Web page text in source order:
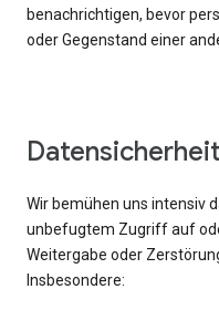
benachrichtigen, bevor
oder Gegenstand einer
Datensicherheit
Wir bemühen uns intensiv
unbefugtem Zugriff auf
Weitergabe oder
Insbesondere: